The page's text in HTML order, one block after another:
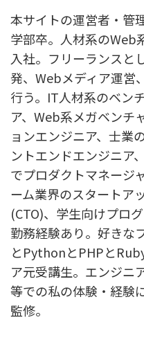
本サイトの運営者・管
学部卒。人材系のWeb
入社。フリーランスと
発、Webメディア運営
行う。IT人材系のベン
ア、Web系メガベンチ
ョンエンジニア、士業
ントエンドエンジニア
でプロダクトマネージ
ーム業界のスタートア
(CTO)、学生向けプロ
勤務経験あり。好きな
とPythonとPHPと
ア元受講生。エンジニ
等での私の体験・経験
監修。